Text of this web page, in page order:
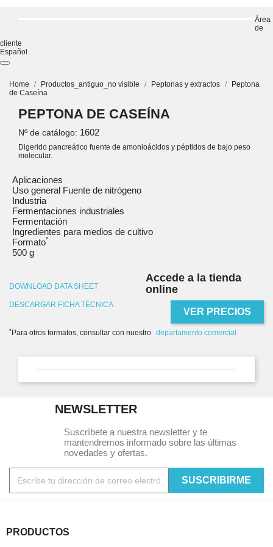
Área
de
cliente
Español
Home Productos_antiguo_no visible Peptonas y extractos
Peptona
de Caseína
PEPTONA DE CASEÍNA
Nº de catálogo: 1602
Digerido pancreático fuente de amonioácidos y péptidos de bajo peso
molecular.
Aplicaciones
Uso general Fuente de nitrógeno
Industria
Fermentaciones industriales
Fermentación
Ingredientes para medios de cultivo
Formato*
500 g
DOWNLOAD DATA SHEET
DESCARGAR FICHA TÉCNICA
Accede a la tienda
online
VER PRECIOS
* Para otros formatos, consultar con nuestro departamento comercial
NEWSLETTER
Suscríbete a nuestra newsletter y te
mantendremos informado sobre las últimas
novedades y ofertas.
PRODUCTOS